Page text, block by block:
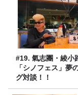
#19. 氣志團・綾小
「シノフェス」夢
グ対談！！